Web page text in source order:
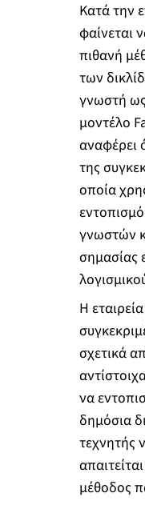
Κατά την
φαίνεται
πιθανή
των
γνωστή
μοντέλο
αναφέρει
της
οποία
γνωστών
σημασίας
Η
σχετικά
να
δημόσια
τεχνητής
μέθοδος